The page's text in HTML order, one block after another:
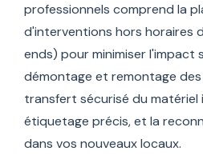
professionnels comprend la
d'interventions hors horaires
ends) pour minimiser l'impact
démontage et remontage
transfert sécurisé du
étiquetage précis, et la
dans vos nouveaux locaux.